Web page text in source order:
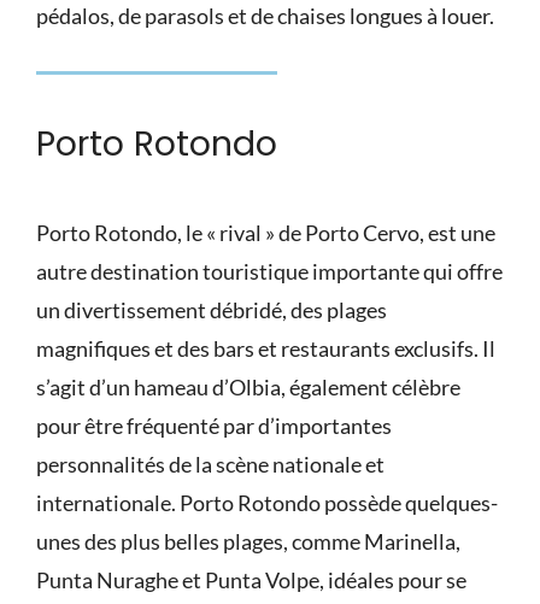
pédalos, de parasols et de chaises longues à louer.
Porto Rotondo
Porto Rotondo, le « rival » de Porto Cervo, est une
autre destination touristique importante qui offre
un divertissement débridé, des plages
magnifiques et des bars et restaurants exclusifs. Il
s’agit d’un hameau d’Olbia, également célèbre
pour être fréquenté par d’importantes
personnalités de la scène nationale et
internationale. Porto Rotondo possède quelques-
unes des plus belles plages, comme Marinella,
Punta Nuraghe et Punta Volpe, idéales pour se